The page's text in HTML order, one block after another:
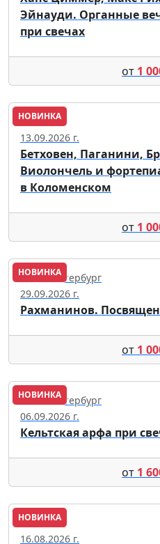
Эйнауди. Органные
при свечах
от 1
НОВИНКА
Москва
13.09.2026 г.
Бетховен, Паганини,
Виолончель и
в Коломенском
от 1
НОВИНКА
Санкт-Петербург
29.09.2026 г.
Рахманинов.
от 1
НОВИНКА
Санкт-Петербург
06.09.2026 г.
Кельтская арфа при
от 1
НОВИНКА
Москва
16.08.2026 г.